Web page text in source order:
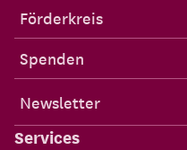
Förderkreis
Spenden
Newsletter
Services